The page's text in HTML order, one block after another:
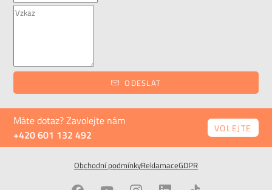
ODESLAT
Máte dotaz? Zavolejte nám
+420 601 132 492
VOLEJTE
Obchodní podmínkyReklamaceGDPR